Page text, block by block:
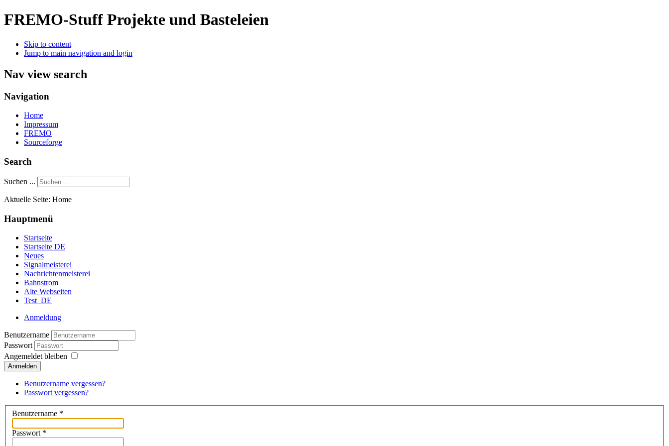
FREMO-Stuff Projekte und Basteleien
Skip to content
Jump to main navigation and login
Nav view search
Navigation
Home
Impressum
FREMO
Sourceforge
Search
Suchen ...
Aktuelle Seite: Home
Hauptmenü
Startseite
Startseite DE
Neues
Signalmeisterei
Nachrichtenmeisterei
Bahnstrom
Alte Webseiten
Test_DE
Anmeldung
Benutzername
Passwort
Angemeldet bleiben
Anmelden
Benutzername vergessen?
Passwort vergessen?
Benutzername *
Passwort *